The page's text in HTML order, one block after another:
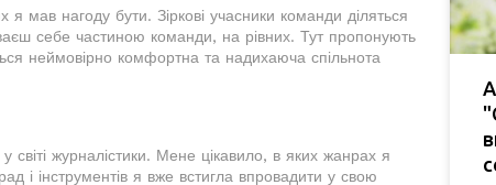
мав нагоду бути. Зіркові учасники команди діляться
себе частиною команди, на рівних. Тут пропонують
неймовірно комфортна та надихаюча спільнота
світі журналістики. Мене цікавило, в яких жанрах я
і інструментів я вже встигла впровадити у свою